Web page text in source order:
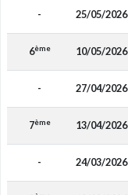
- 25/05/2026
6ème 10/05/2026
- 27/04/2026
7ème 13/04/2026
- 24/03/2026